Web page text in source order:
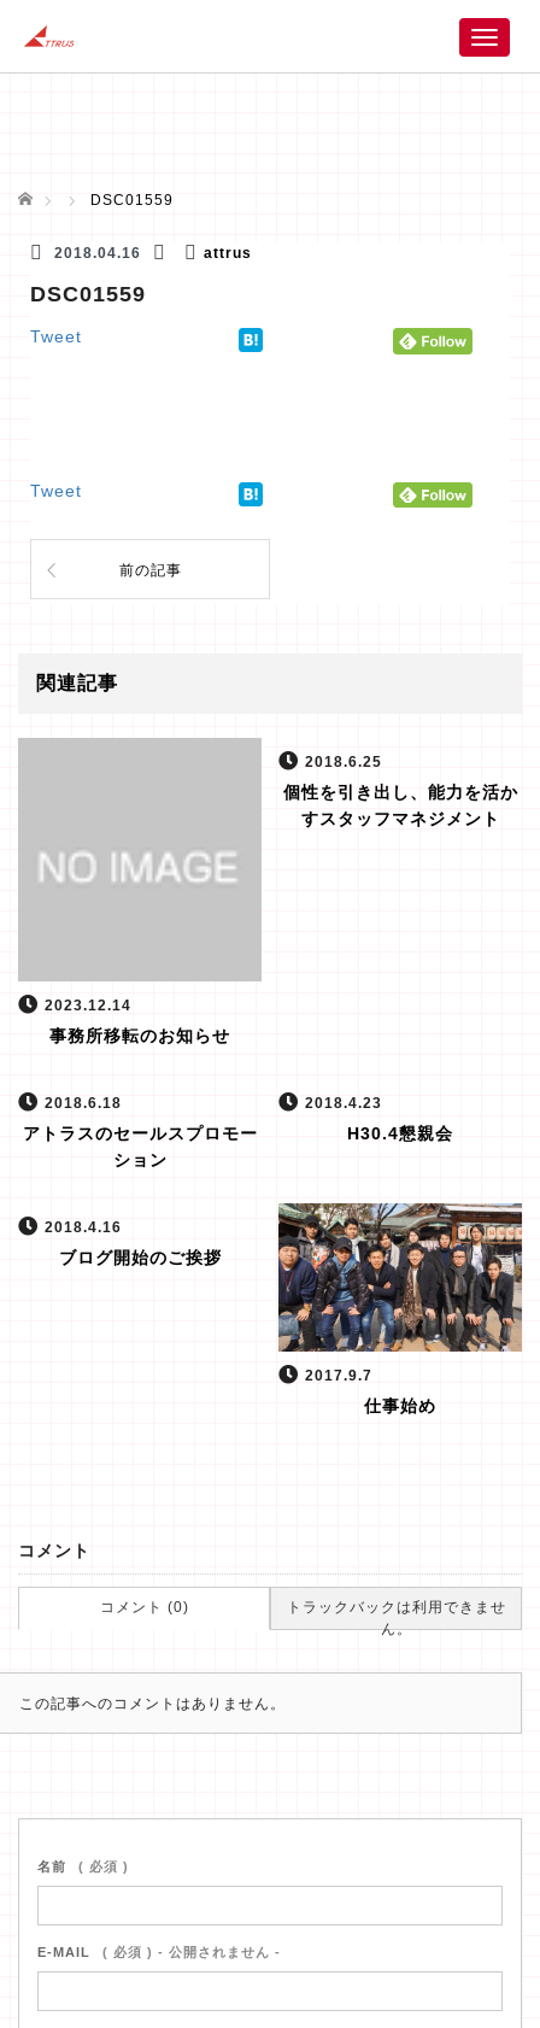
T
ホーム DSC01559
2018.04.16 attrus
DSC01559
Tweet
Tweet
前の記事
関連記事
2023.12.14
事務所移転のお知らせ
2018.6.25
個性を引き出し、能力を活か
すスタッフマネジメント
2018.6.18
アトラスのセールスプロモー
ション
2018.4.23
H30.4懇親会
2018.4.16
ブログ開始のご挨拶
2017.9.7
仕事始め
コメント
コメント (0)
トラックバックは利用できませ
ん。
この記事へのコメントはありません。
名前 ( 必須 )
E-MAIL ( 必須 ) - 公開されません -